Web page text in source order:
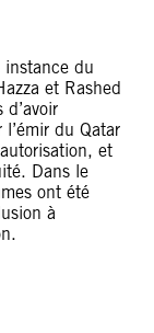
du
et Rashed
du Qatar
et
Dans le
ont été
à